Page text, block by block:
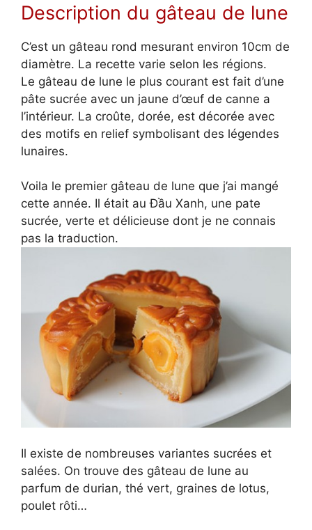
Description du gâteau de lune
C’est un gâteau rond mesurant environ 10cm de
diamètre. La recette varie selon les régions.
Le gâteau de lune le plus courant est fait d’une
pâte sucrée avec un jaune d’œuf de canne a
l’intérieur. La croûte, dorée, est décorée avec
des motifs en relief symbolisant des légendes
lunaires.
Voila le premier gâteau de lune que j’ai mangé
cette année. Il était au Đầu Xanh, une pate
sucrée, verte et délicieuse dont je ne connais
pas la traduction.
Il existe de nombreuses variantes sucrées et
salées. On trouve des gâteau de lune au
parfum de durian, thé vert, graines de lotus,
poulet rôti…